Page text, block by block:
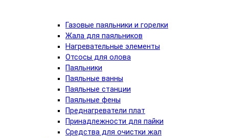
Газовые паяльники и горелки
Жала для паяльников
Нагревательные элементы
Отсосы для олова
Паяльники
Паяльные ванны
Паяльные станции
Паяльные фены
Преднагреватели плат
Принадлежности для пайки
Средства для очистки жал